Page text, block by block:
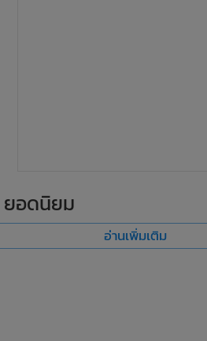
ยอดนิยม
อ่านเพิ่มเติม